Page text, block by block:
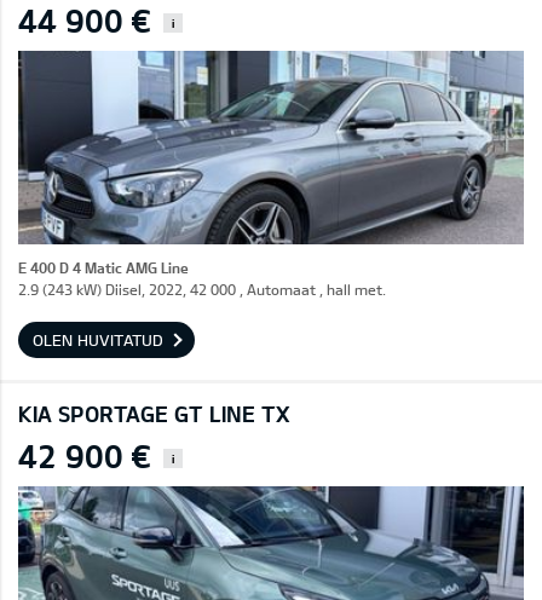
44 900 € i
E 400 D 4 Matic AMG Line
2.9 (243 kW) Diisel, 2022, 42 000 , Automaat , hall met.
OLEN HUVITATUD
KIA SPORTAGE GT LINE TX
42 900 € i